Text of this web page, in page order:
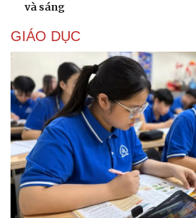
và sáng
GIÁO DỤC